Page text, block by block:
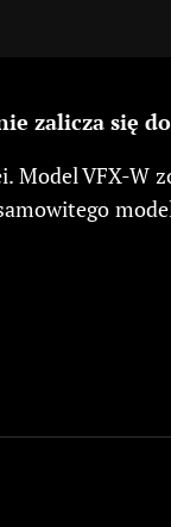
zalicza się
VFX-W